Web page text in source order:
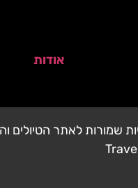
אודות
שמורות לאתר הטיולים